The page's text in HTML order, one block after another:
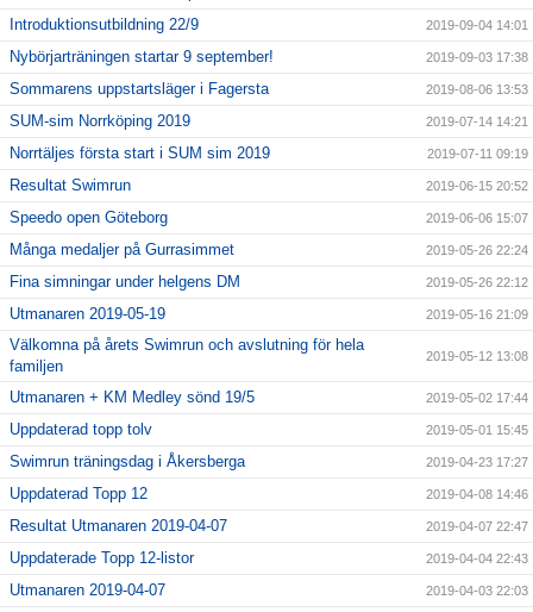
Introduktionsutbildning 22/9 2019-09-04 14:01
Nybörjarträningen startar 9 september! 2019-09-03 17:38
Sommarens uppstartsläger i Fagersta 2019-08-06 13:53
SUM-sim Norrköping 2019 2019-07-14 14:21
Norrtäljes första start i SUM sim 2019 2019-07-11 09:19
Resultat Swimrun 2019-06-15 20:52
Speedo open Göteborg 2019-06-06 15:07
Många medaljer på Gurrasimmet 2019-05-26 22:24
Fina simningar under helgens DM 2019-05-26 22:12
Utmanaren 2019-05-19 2019-05-16 21:09
Välkomna på årets Swimrun och avslutning för hela
familjen
2019-05-12 13:08
Utmanaren + KM Medley sönd 19/5 2019-05-02 17:44
Uppdaterad topp tolv 2019-05-01 15:45
Swimrun träningsdag i Åkersberga 2019-04-23 17:27
Uppdaterad Topp 12 2019-04-08 14:46
Resultat Utmanaren 2019-04-07 2019-04-07 22:47
Uppdaterade Topp 12-listor 2019-04-04 22:43
Utmanaren 2019-04-07 2019-04-03 22:03